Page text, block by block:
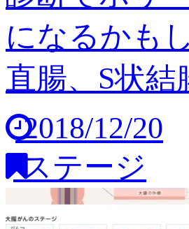
になるかも
直腸、S状
2018/12/20
ステージ